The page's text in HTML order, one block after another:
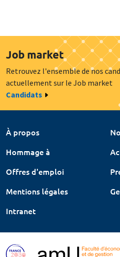
Job market
Retrouvez l'ensemble de nos
actuellement sur le Job market
Candidats
À propos
Hommage à
Offres d'emploi
Mentions légales
Intranet